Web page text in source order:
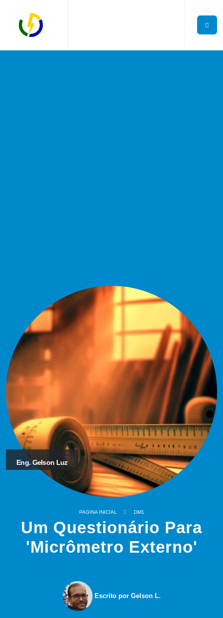
Eng. Gelson Luz
PAGINA INICIAL DM1
Um Questionário Para
'Micrômetro Externo'
Escrito por Gelson L.